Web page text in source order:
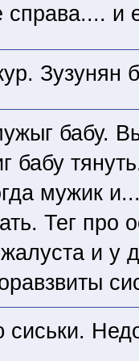
справа.... и
Зузунян
бабу.
бабу
мужик
Тег про
и у
сиськи.